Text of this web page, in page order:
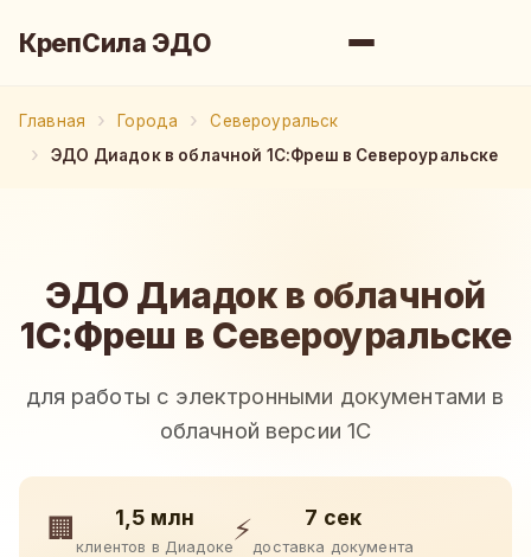
КрепСила ЭДО
Главная Города
Североуральск
ЭДО Диадок в облачной 1С:Фреш в Североуральске
ЭДО Диадок в облачной
1С:Фреш в Североуральске
для работы с электронными документами в
облачной версии 1С
🏢 1,5 млн
клиентов в Диадоке
⚡ 7 сек
доставка документа